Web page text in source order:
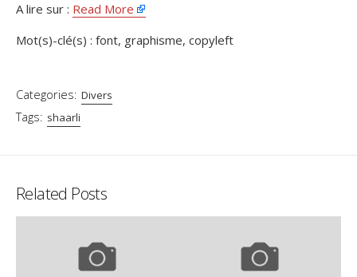
A lire sur : Read More
Mot(s)-clé(s) : font, graphisme, copyleft
Categories: Divers
Tags: shaarli
Related Posts